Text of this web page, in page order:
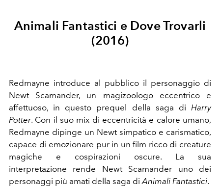
Animali Fantastici e Dove Trovarli
(2016)
Redmayne introduce al pubblico il personaggio di
Newt Scamander, un magizoologo eccentrico e
affettuoso, in questo prequel della saga di Harry
Potter. Con il suo mix di eccentricità e calore umano,
Redmayne dipinge un Newt simpatico e carismatico,
capace di emozionare pur in un film ricco di creature
magiche e cospirazioni oscure. La sua
interpretazione rende Newt Scamander uno dei
personaggi più amati della saga diAnimali Fantastici.